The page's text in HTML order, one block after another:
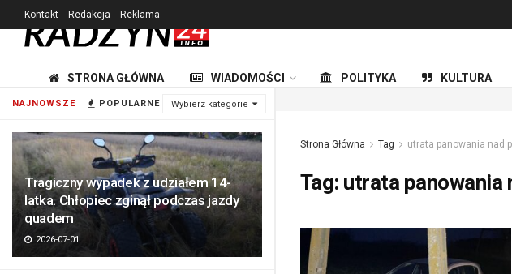
NAJNOWSZE POPULARNE Wybierz kategorie
Tragiczny wypadek z udziałem 14-
latka. Chłopiec zginął podczas jazdy
quadem
2026-07-01
Kontakt Redakcja Reklama
STRONA GŁÓWNA WIADOMOŚCI POLITYKA KULTURA
Strona Główna Tag utrata panowania nad
Tag: utrata panowania